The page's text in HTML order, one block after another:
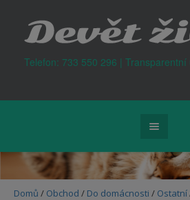
Telefon: 733 550 296 | Transparentní
Domů / Obchod / Do domácnosti / Ostatní